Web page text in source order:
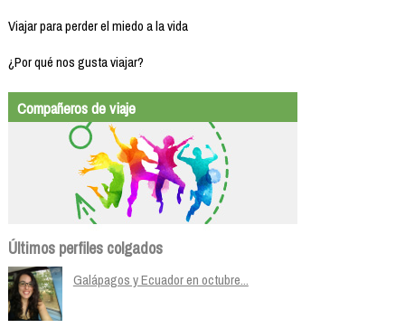
Viajar para perder el miedo a la vida
¿Por qué nos gusta viajar?
Compañeros de viaje
Últimos perfiles colgados
Galápagos y Ecuador en octubre...